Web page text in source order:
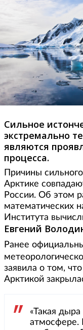
Сильное
экстремально
являются
процесса.
Причины
Арктике
России. Об этом
математических
Института
Евгений
Ранее
заявила о том,
Арктикой
«Такая
атмосфере.